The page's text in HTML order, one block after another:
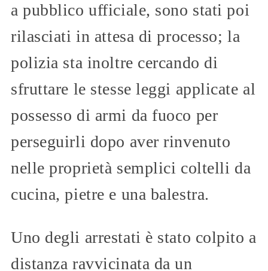
a pubblico ufficiale, sono stati poi
rilasciati in attesa di processo; la
polizia sta inoltre cercando di
sfruttare le stesse leggi applicate al
possesso di armi da fuoco per
perseguirli dopo aver rinvenuto
nelle proprietà semplici coltelli da
cucina, pietre e una balestra.
Uno degli arrestati è stato colpito a
distanza ravvicinata da un